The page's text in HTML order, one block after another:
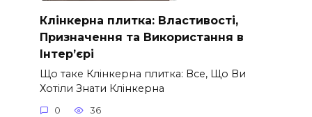
Клінкерна плитка: Властивості,
Призначення та Використання в
Інтер’єрі
Що таке Клінкерна плитка: Все, Що Ви
Хотіли Знати Клінкерна
0 36